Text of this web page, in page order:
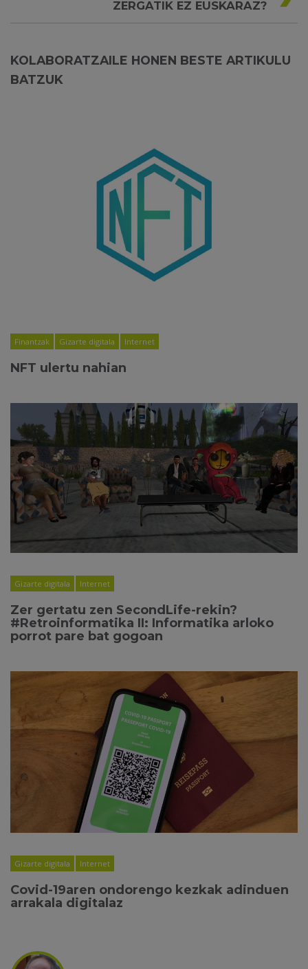
ZERGATIK EZ EUSKARAZ?
KOLABORATZAILE HONEN BESTE ARTIKULU
BATZUK
Finantzak Gizarte digitala Internet
NFT ulertu nahian
Gizarte digitala Internet
Zer gertatu zen SecondLife-rekin?
#Retroinformatika II: Informatika arloko
porrot pare bat gogoan
Gizarte digitala Internet
Covid-19aren ondorengo kezkak adinduen
arrakala digitalaz